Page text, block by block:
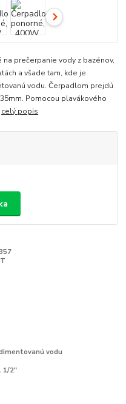
prečerpanie vody z bazénov,
a všade tam, kde je
vodu. Čerpadlom prejdú
Pomocou plavákového
celý popis
vodu
1/2"